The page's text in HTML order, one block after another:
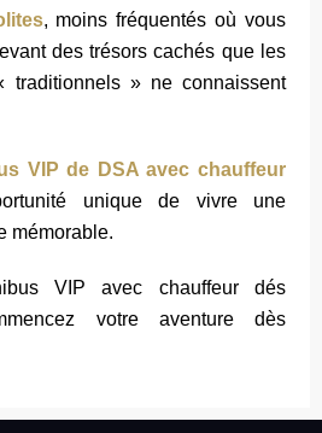
, moins fréquentés où vous
des trésors cachés que les
traditionnels » ne connaissent
VIP de DSA avec chauffeur
unique de vivre une
mémorable.
VIP avec chauffeur dés
votre aventure dès